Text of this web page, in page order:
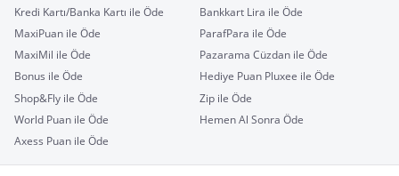
Kredi Kartı/Banka Kartı ile Öde
Bankkart Lira ile Öde
MaxiPuan ile Öde
ParafPara ile Öde
MaxiMil ile Öde
Pazarama Cüzdan ile Öde
Bonus ile Öde
Hediye Puan Pluxee ile Öde
Shop&Fly ile Öde
Zip ile Öde
World Puan ile Öde
Hemen Al Sonra Öde
Axess Puan ile Öde